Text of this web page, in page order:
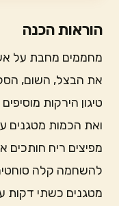
הוראות הכנה
מחממים מחבת על אש
את הבצל, השום,
טיגון הירקות
ואת הכמות מטגנים
מפיצים ריח חותכים
להשחמה קלה
מטגנים כשתי דקות